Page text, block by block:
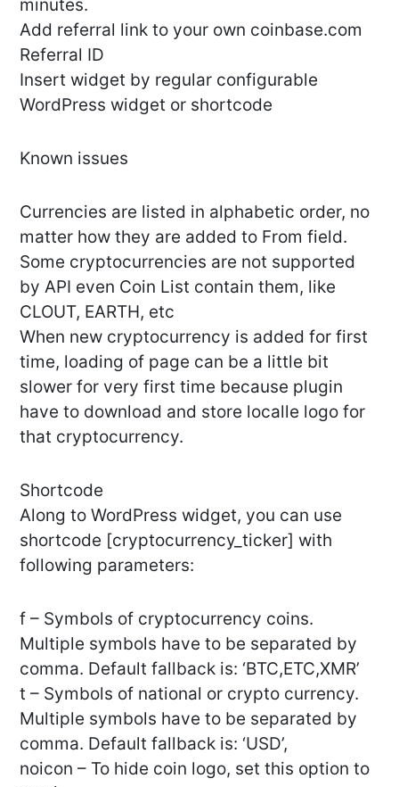
minutes.
Add referral link to your own coinbase.com
Referral ID
Insert widget by regular configurable
WordPress widget or shortcode
Known issues
Currencies are listed in alphabetic order, no
matter how they are added to From field.
Some cryptocurrencies are not supported
by API even Coin List contain them, like
CLOUT, EARTH, etc
When new cryptocurrency is added for first
time, loading of page can be a little bit
slower for very first time because plugin
have to download and store localle logo for
that cryptocurrency.
Shortcode
Along to WordPress widget, you can use
shortcode [cryptocurrency_ticker] with
following parameters:
f – Symbols of cryptocurrency coins.
Multiple symbols have to be separated by
comma. Default fallback is: ‘BTC,ETC,XMR’
t – Symbols of national or crypto currency.
Multiple symbols have to be separated by
comma. Default fallback is: ‘USD’,
noicon – To hide coin logo, set this option to